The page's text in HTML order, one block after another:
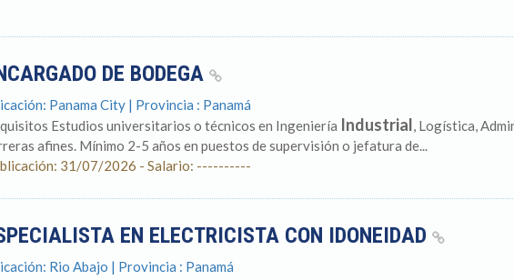
DE BODEGA
Panama City | Provincia : Panamá
Estudios universitarios o técnicos en Ingeniería Industrial, Logística,
afines. Mínimo 2-5 años en puestos de supervisión o jefatura de...
31/07/2026 - Salario: ----------
EN ELECTRICISTA CON IDONEIDAD
Rio Abajo | Provincia : Panamá